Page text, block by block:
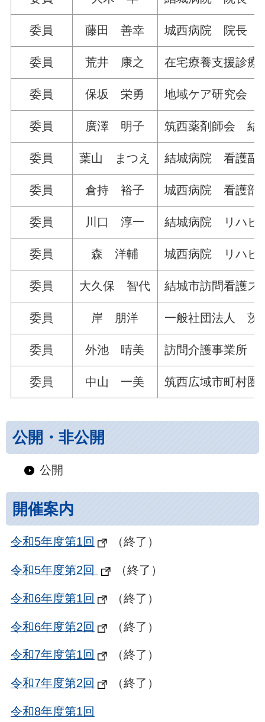
委員 藤田 善幸 城西病院 院長
委員 荒井 康之 在宅療養支援診
委員 保坂 栄勇 地域ケア研究会（
委員 廣澤 明子 筑西薬剤師会 結
委員 葉山 まつえ 結城病院 看護副
委員 倉持 裕子 城西病院 看護部
委員 川口 淳一 結城病院 リハビ
委員 森 洋輔 城西病院 リハビ
委員 大久保 智代 結城市訪問看護
委員 岸 朋洋 一般社団法人 茨
委員 外池 晴美 訪問介護事業所
委員 中山 一美 筑西広域市町村
公開・非公開
公開
開催案内
令和5年度第1回 （終了）
令和5年度第2回 （終了）
令和6年度第1回 （終了）
令和6年度第2回 （終了）
令和7年度第1回 （終了）
令和7年度第2回 （終了）
令和8年度第1回